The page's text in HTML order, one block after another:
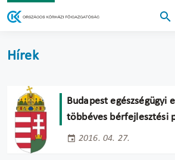
Hírek
Budapest egészségügyi
többéves bérfejlesztési
2016. 04. 27.